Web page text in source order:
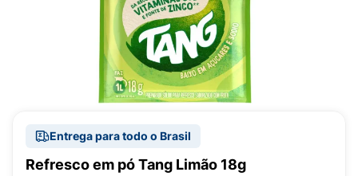
Entrega para todo o Brasil
Refresco em pó Tang Limão 18g